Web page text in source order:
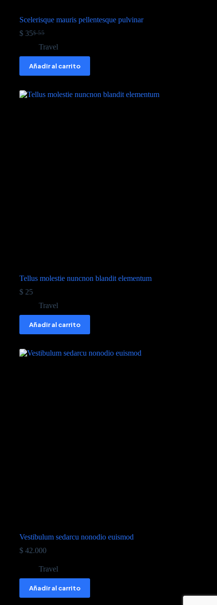
Scelerisque mauris pellentesque pulvinar
$55
$ 35
Travel
Añadir al carrito
Tellus molestie nuncnon blandit elementum
$ 25
Travel
Añadir al carrito
Vestibulum sedarcu nonodio euismod
$ 42.000
Travel
Añadir al carrito